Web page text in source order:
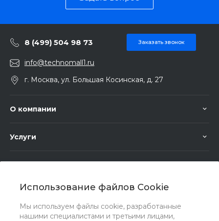
Использование файлов Cookie
Мы используем файлы cookie, разработанные
нашими специалистами и третьими лицами,
8 (499) 504 98 73 Заказать звонок
info@technomall1.ru
г. Москва, ул. Большая Косинская, д. 27
О компании
Услуги